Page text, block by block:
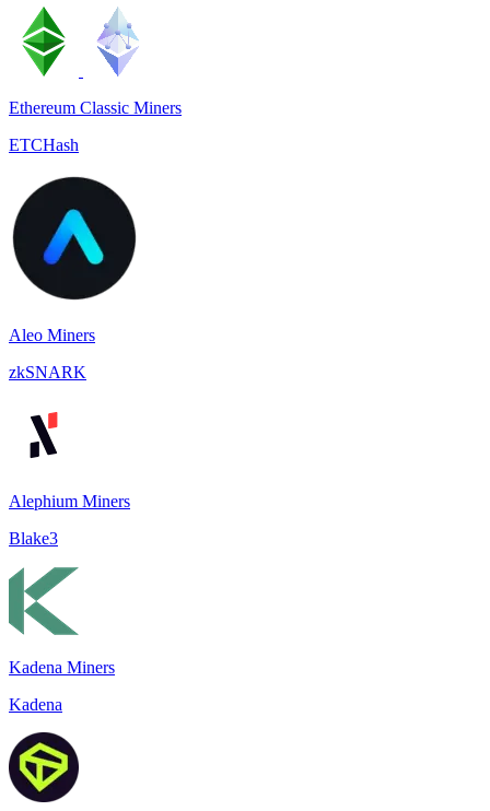
Ethereum Classic Miners
ETCHash
Aleo Miners
zkSNARK
Alephium Miners
Blake3
Kadena Miners
Kadena